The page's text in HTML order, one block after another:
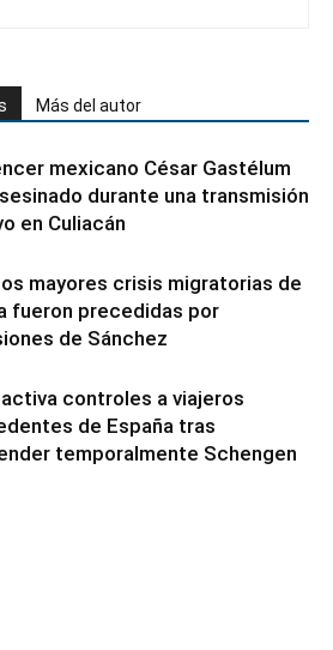
Más del autor
mexicano César Gastélum
durante una transmisión
en Culiacán
mayores crisis migratorias de
fueron precedidas por
de Sánchez
controles a viajeros
de España tras
temporalmente Schengen